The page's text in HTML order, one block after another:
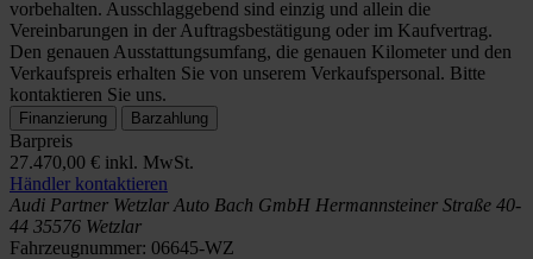
vorbehalten. Ausschlaggebend sind einzig und allein die
Vereinbarungen in der Auftragsbestätigung oder im Kaufvertrag.
Den genauen Ausstattungsumfang, die genauen Kilometer und den
Verkaufspreis erhalten Sie von unserem Verkaufspersonal. Bitte
kontaktieren Sie uns.
Finanzierung Barzahlung
Barpreis
27.470,00 € inkl. MwSt.
Händler kontaktieren
Audi Partner Wetzlar Auto Bach GmbH Hermannsteiner Straße 40-
44 35576 Wetzlar
Fahrzeugnummer: 06645-WZ